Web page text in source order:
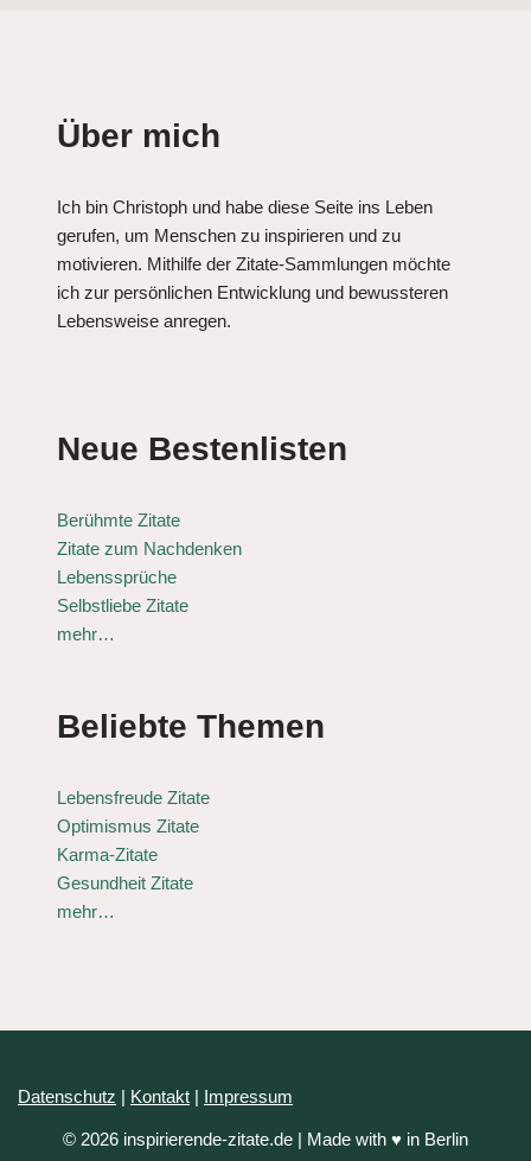
Über mich
Ich bin Christoph und habe diese Seite ins Leben
gerufen, um Menschen zu inspirieren und zu
motivieren. Mithilfe der Zitate-Sammlungen möchte
ich zur persönlichen Entwicklung und bewussteren
Lebensweise anregen.
Neue Bestenlisten
Berühmte Zitate
Zitate zum Nachdenken
Lebenssprüche
Selbstliebe Zitate
mehr…
Beliebte Themen
Lebensfreude Zitate
Optimismus Zitate
Karma-Zitate
Gesundheit Zitate
mehr…
Datenschutz | Kontakt | Impressum
© 2026 inspirierende-zitate.de | Made with ♥ in Berlin